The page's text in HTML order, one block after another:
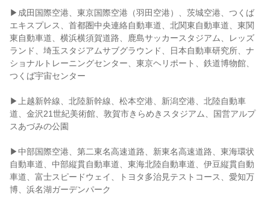
▶成田国際空港、東京国際空港（羽田空港）、茨城空港、つくば
エキスプレス、首都圏中央連絡自動車道、北関東自動車道、東関
東自動車道、横浜横須賀道路、鹿島サッカースタジアム、レッズ
ランド、埼玉スタジアムサブグラウンド、日本自動車研究所、ナ
ショナルトレーニングセンター、東京ヘリポート、鉄道博物館、
つくば宇宙センター
▶上越新幹線、北陸新幹線、松本空港、新潟空港、北陸自動車
道、金沢21世紀美術館、敦賀市きらめきスタジアム、国営アルプ
スあづみの公園
▶中部国際空港、第二東名高速道路、新東名高速道路、東海環状
自動車道、中部縦貫自動車道、東海北陸自動車道、伊豆縦貫自動
車道、富士スピードウェイ、トヨタ多治見テストコース、愛知万
博、浜名湖ガーデンパーク